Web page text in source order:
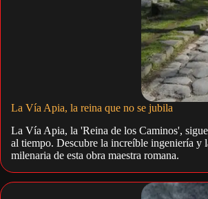
La Vía Apia, la reina que no se jubila
La Vía Apia, la 'Reina de los Caminos',
al tiempo. Descubre la increíble ingeniería y
milenaria de esta obra maestra romana.